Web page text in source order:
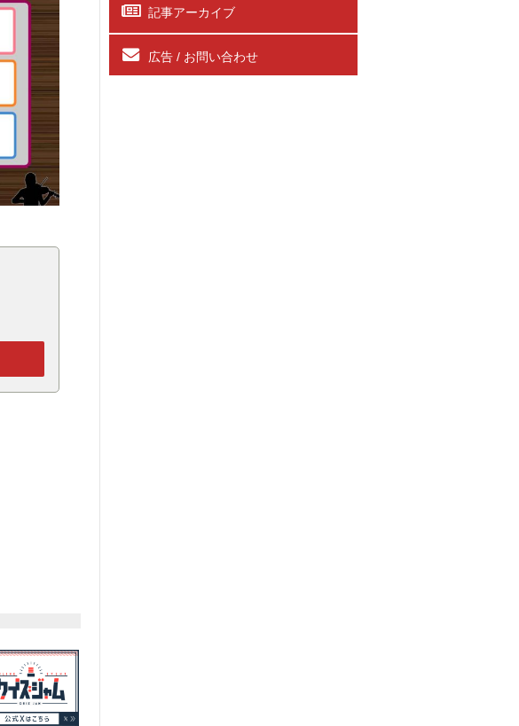
記事アーカイブ
広告 / お問い合わせ